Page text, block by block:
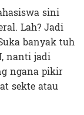
sini
Lah? Jadi
banyak tuh
nanti jadi
ngana pikir
sekte atau